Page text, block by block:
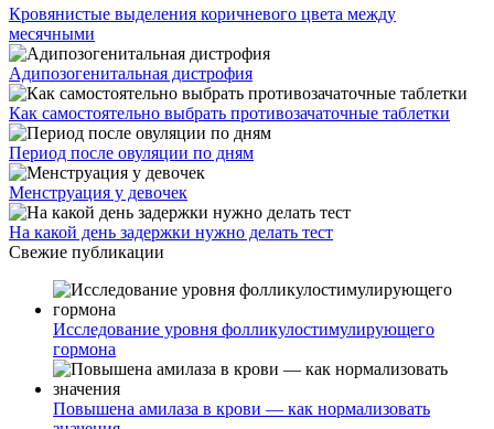
Кровянистые выделения коричневого цвета между
месячными
Адипозогенитальная дистрофия
Как самостоятельно выбрать противозачаточные таблетки
Период после овуляции по дням
Менструация у девочек
На какой день задержки нужно делать тест
Свежие публикации
Исследование уровня фолликулостимулирующего
гормона
Повышена амилаза в крови — как нормализовать